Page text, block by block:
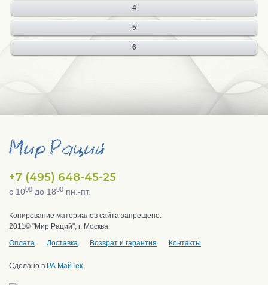
4
5
6
+7 (495) 648-45-25
с 1000 до 1800 пн.-пт.
Копирование материалов сайта запрещено.
2011© "Мир Раций", г. Москва.
Оплата
Доставка Возврат и гарантия Контакты
Сделано в РА МайТек